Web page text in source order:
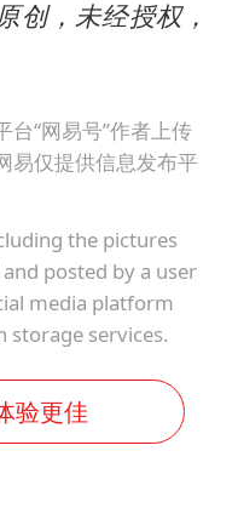
创，未经授权，
“网易号”作者上传
易仅提供信息发布平
the pictures
posted by a user
media platform
services.
验更佳